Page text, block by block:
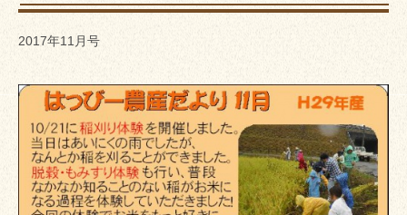
2017年11月号